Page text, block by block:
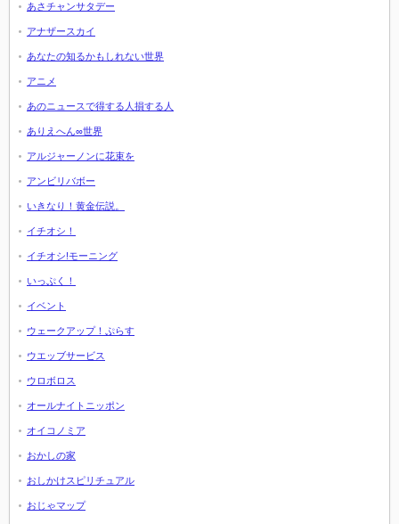
あさチャンサタデー
アナザースカイ
あなたの知るかもしれない世界
アニメ
あのニュースで得する人損する人
ありえへん∞世界
アルジャーノンに花束を
アンビリバボー
いきなり！黄金伝説。
イチオシ！
イチオシ!モーニング
いっぷく！
イベント
ウェークアップ！ぷらす
ウエッブサービス
ウロボロス
オールナイトニッポン
オイコノミア
おかしの家
おしかけスピリチュアル
おじゃマップ